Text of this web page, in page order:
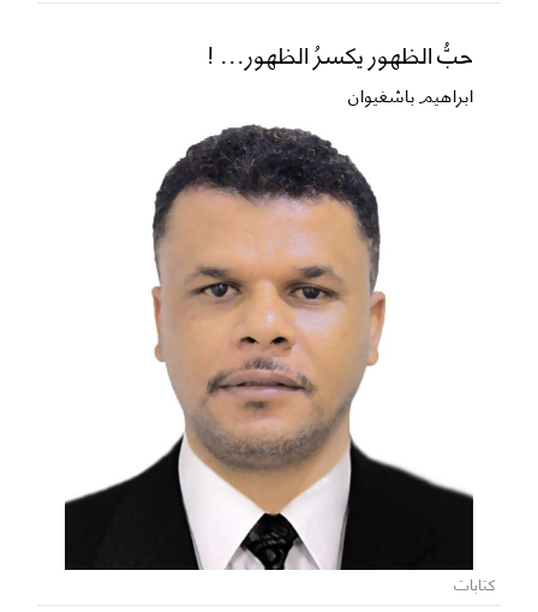
حبُّ الظهور يكسرُ الظهور... !
ابراهيم باشغيوان
كتابات